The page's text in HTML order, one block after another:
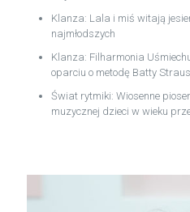
Klanza: Lala i miś witają
najmłodszych
Klanza: Filharmonia
oparciu o metodę Batty
Świat rytmiki: Wiosenne
muzycznej dzieci w wieku